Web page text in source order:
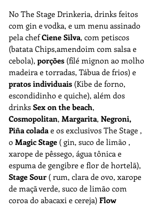
No The Stage Drinkeria, drinks feitos
com gin e vodka, e um menu assinado
pela chef Ciene Silva, com petiscos
(batata Chips,amendoim com salsa e
cebola), porções (filé mignon ao molho
madeira e torradas, Tábua de frios) e
pratos individuais (Kibe de forno,
escondidinho e quiche), além dos
drinks Sex on the beach,
Cosmopolitan, Margarita, Negroni,
Piña colada e os exclusivos The Stage ,
o Magic Stage ( gin, suco de limão ,
xarope de pêssego, água tônica e
espuma de gengibre e flor de hortelã),
Stage Sour ( rum, clara de ovo, xarope
de maçã verde, suco de limão com
coroa do abacaxi e cereja) Flow